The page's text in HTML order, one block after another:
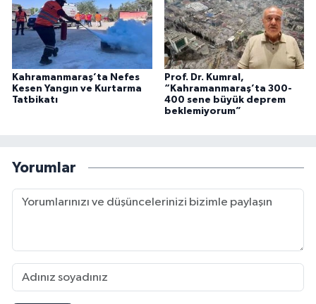
Kahramanmaraş’ta Nefes
Kesen Yangın ve Kurtarma
Tatbikatı
Prof. Dr. Kumral,
“Kahramanmaraş’ta 300-
400 sene büyük deprem
beklemiyorum”
Yorumlar